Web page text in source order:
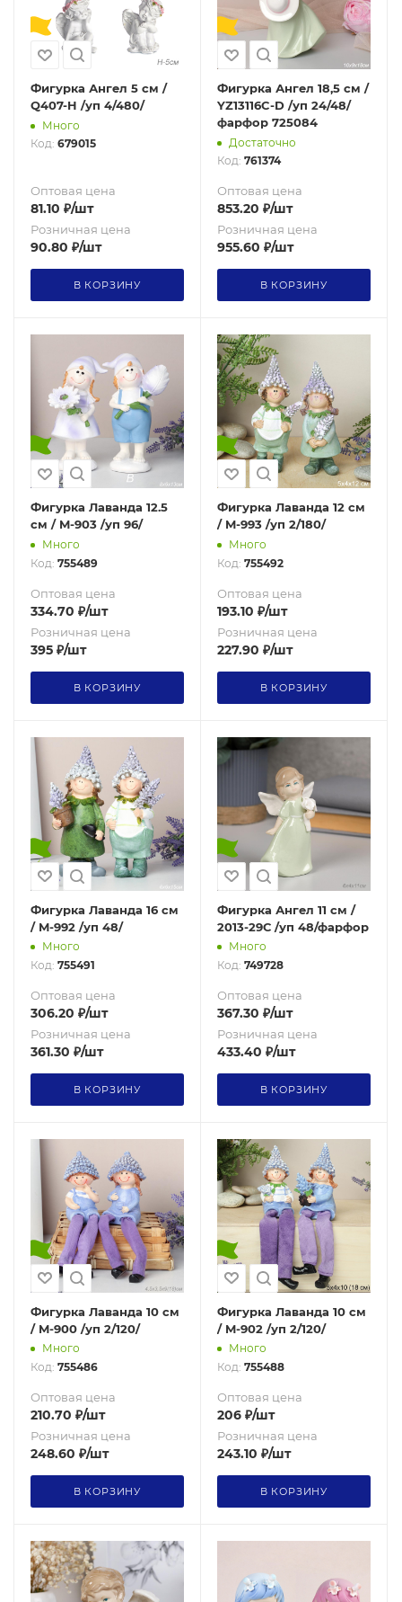
Фигурка Ангел 5 см /
Q407-H /уп 4/480/
Много
Код: 679015
Оптовая цена
81.10 ₽/шт
Розничная цена
90.80 ₽/шт
В КОРЗИНУ
Фигурка Ангел 18,5 см /
YZ13116C-D /уп 24/48/
фарфор 725084
Достаточно
Код: 761374
Оптовая цена
853.20 ₽/шт
Розничная цена
955.60 ₽/шт
В КОРЗИНУ
Фигурка Лаванда 12.5
см / M-903 /уп 96/
Много
Код: 755489
Оптовая цена
334.70 ₽/шт
Розничная цена
395 ₽/шт
В КОРЗИНУ
Фигурка Лаванда 12 см
/ M-993 /уп 2/180/
Много
Код: 755492
Оптовая цена
193.10 ₽/шт
Розничная цена
227.90 ₽/шт
В КОРЗИНУ
Фигурка Лаванда 16 см
/ M-992 /уп 48/
Много
Код: 755491
Оптовая цена
306.20 ₽/шт
Розничная цена
361.30 ₽/шт
В КОРЗИНУ
Фигурка Ангел 11 см /
2013-29С /уп 48/фарфор
Много
Код: 749728
Оптовая цена
367.30 ₽/шт
Розничная цена
433.40 ₽/шт
В КОРЗИНУ
Фигурка Лаванда 10 см
/ M-900 /уп 2/120/
Много
Код: 755486
Оптовая цена
210.70 ₽/шт
Розничная цена
248.60 ₽/шт
В КОРЗИНУ
Фигурка Лаванда 10 см
/ M-902 /уп 2/120/
Много
Код: 755488
Оптовая цена
206 ₽/шт
Розничная цена
243.10 ₽/шт
В КОРЗИНУ